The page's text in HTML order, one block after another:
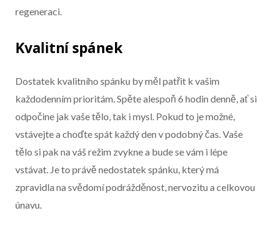
regeneraci.
Kvalitní spánek
Dostatek kvalitního spánku by měl patřit k vašim
každodenním prioritám. Spěte alespoň 6 hodin denně, ať si
odpočine jak vaše tělo, tak i mysl. Pokud to je možné,
vstávejte a choďte spát každý den v podobný čas. Vaše
tělo si pak na váš režim zvykne a bude se vám i lépe
vstávat. Je to právě nedostatek spánku, který má
zpravidla na svědomí podrážděnost, nervozitu a celkovou
únavu.